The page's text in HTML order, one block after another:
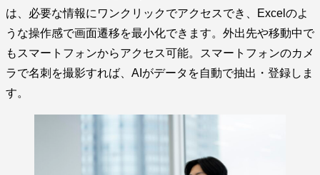
は、必要な情報にワンクリックでアクセスでき、Excelのよ
うな操作感で画面遷移を最小化できます。外出先や移動中で
もスマートフォンからアクセス可能。スマートフォンのカメ
ラで名刺を撮影すれば、AIがデータを自動で抽出・登録しま
す。